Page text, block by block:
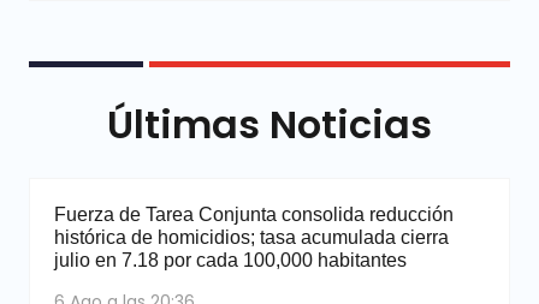
Últimas Noticias
Fuerza de Tarea Conjunta consolida reducción
histórica de homicidios; tasa acumulada cierra
julio en 7.18 por cada 100,000 habitantes